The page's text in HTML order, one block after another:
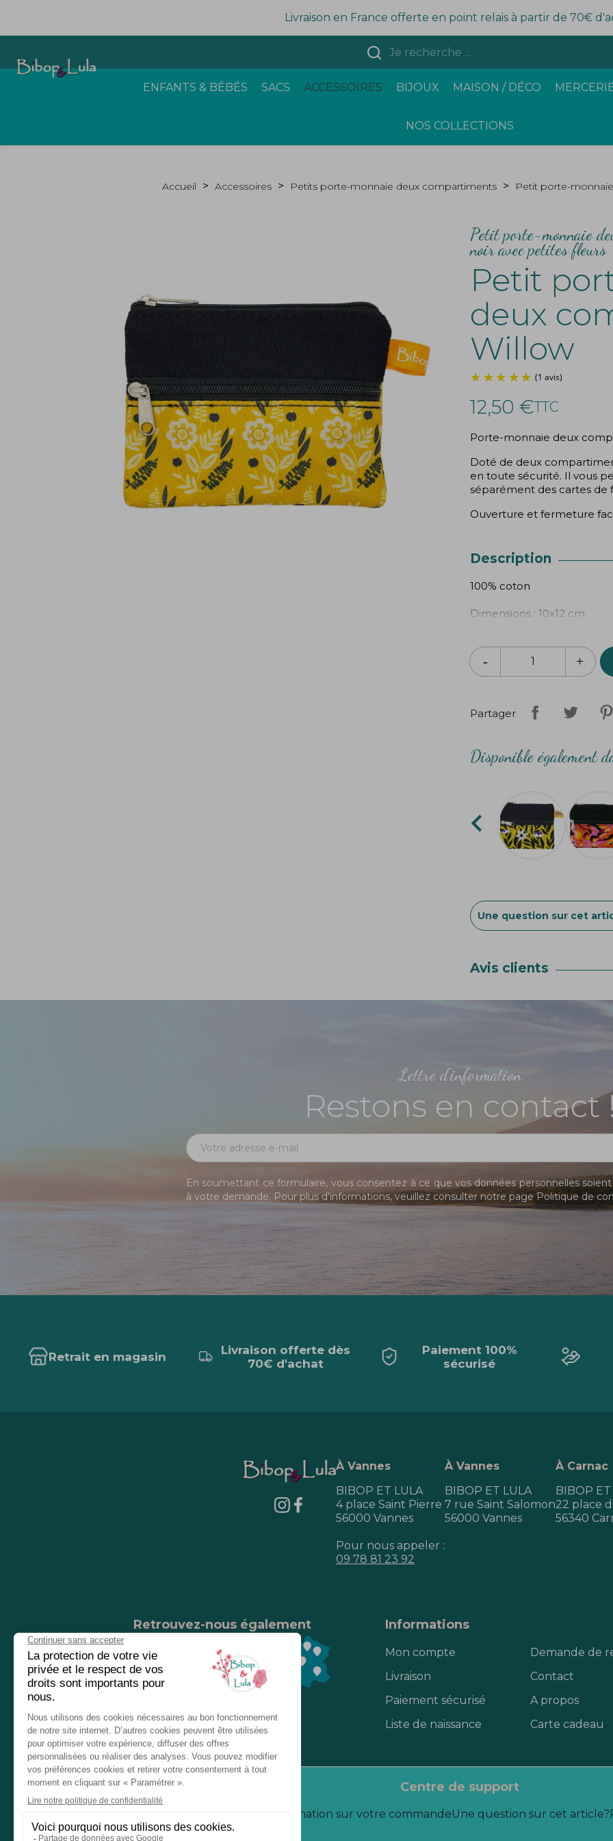
Livraison en France offerte en point relais à partir de 70€
ENFANTS & BÉBÉS SACS ACCESSOIRES BIJOUX MAISON / DÉCO
NOS COLLECTIONS
Accueil Accessoires Petits porte-monnaie deux compartiments Petit porte-
Petit porte-monnaie
noir avec petites fleurs
Petit
deux
Willow
12,50 €TTC
Porte-monnaie deux
Doté de deux
en toute sécurité. Il vous
séparément des cartes de
Ouverture et fermeture
Description
100% coton
Dimensions : 10x12 cm
Création Bibop Lula
Partager
Disponible également

Une question sur cet
Avis clients
Lettre d'information
Restons en contact !
En soumettant ce formulaire, vous consentez à ce que vos données personnelles
à votre demande. Pour plus d’informations, veuillez consulter notre pagePolitique de
Retrait en magasin
Livraison offerte dès
70€ d'achat
Paiement 100%
sécurisé
À Vannes
BIBOP ET LULA
4 place Saint Pierre
56000 Vannes
Pour nous appeler :
09 78 81 23 92
À Vannes
BIBOP ET LULA
7 rue Saint Salomon
56000 Vannes
À Carnac
BIBOP ET
22 place
56340
Retrouvez-nous également
Nos magasins
Chez nos revendeurs
Informations
Mon compte
Livraison
Paiement sécurisé
Liste de naissance
Demande de
Contact
A propos
Carte cadeau
centre de support
Information sur votre commandeUne question sur cet article?